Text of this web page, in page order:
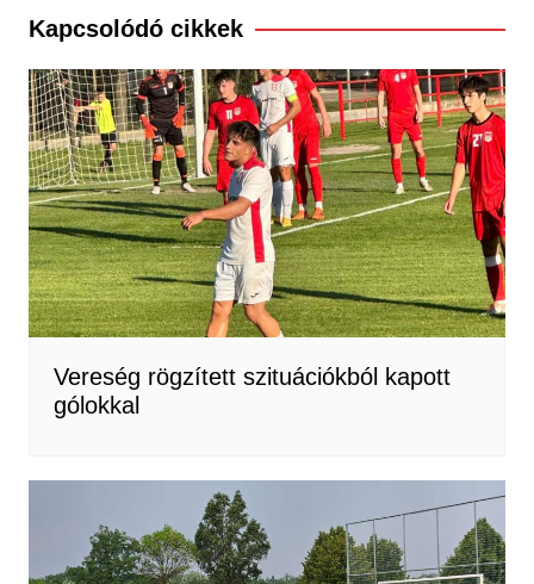
Kapcsolódó cikkek
Vereség rögzített szituációkból kapott
gólokkal